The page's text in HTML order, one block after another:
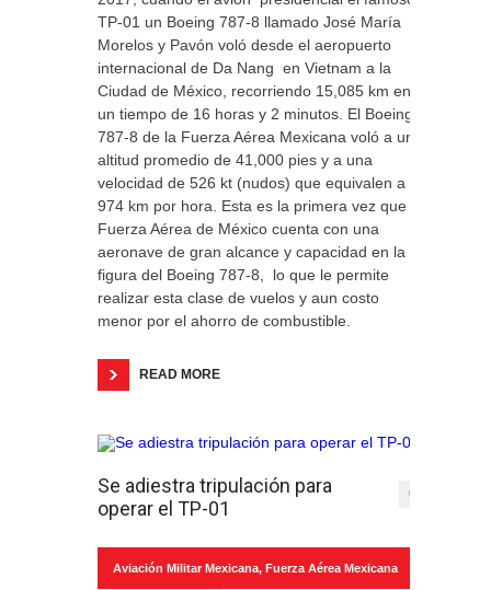
TP-01 un Boeing 787-8 llamado José María
Morelos y Pavón voló desde el aeropuerto
internacional de Da Nang en Vietnam a la
Ciudad de México, recorriendo 15,085 km en
un tiempo de 16 horas y 2 minutos. El Boeing
787-8 de la Fuerza Aérea Mexicana voló a una
altitud promedio de 41,000 pies y a una
velocidad de 526 kt (nudos) que equivalen a
974 km por hora. Esta es la primera vez que la
Fuerza Aérea de México cuenta con una
aeronave de gran alcance y capacidad en la
figura del Boeing 787-8, lo que le permite
realizar esta clase de vuelos y aun costo
menor por el ahorro de combustible.
READ MORE
Se adiestra tripulación para
operar el TP-01
0
Aviación Militar Mexicana, Fuerza Aérea Mexicana